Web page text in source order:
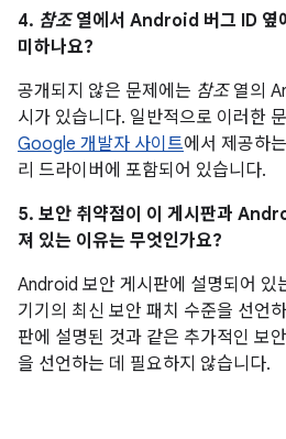
4. 참조열에서 Android 버그 ID 옆
미하나요?
공개되지 않은 문제에는 참조열의
시가 있습니다. 일반적으로 이러한
Google 개발자 사이트에서 제공하
리 드라이버에 포함되어 있습니다.
5. 보안 취약점이 이 게시판과
져 있는 이유는 무엇인가요?
Android 보안 게시판에 설명되어 있
기기의 최신 보안 패치 수준을 선언
판에 설명된 것과 같은 추가적인 보
을 선언하는 데 필요하지 않습니다.